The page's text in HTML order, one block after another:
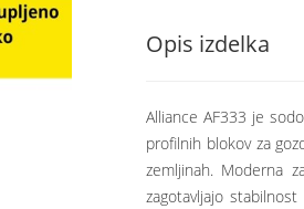
Opis izdelka
Alliance AF333 je
profilnih blokov za
zemljinah. Moderna
zagotavljajo